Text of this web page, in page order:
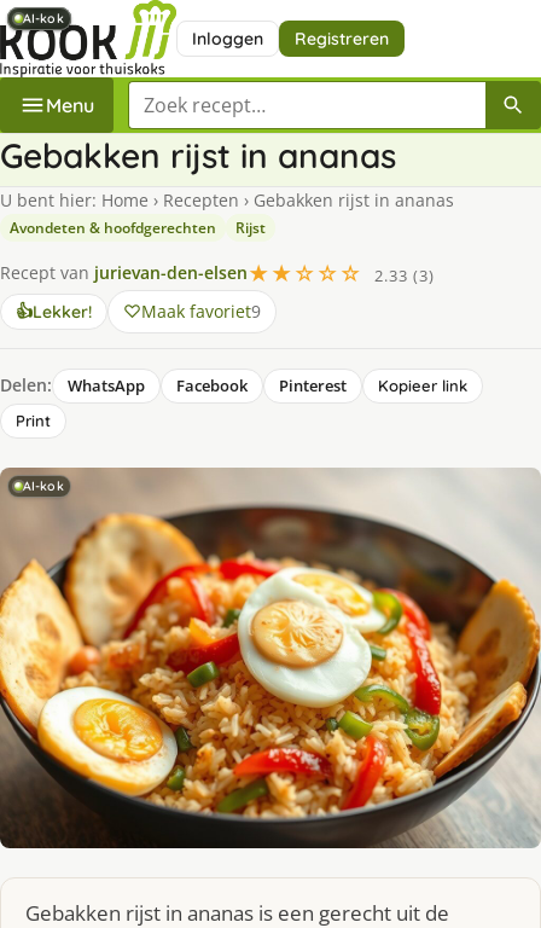
Inloggen Registreren
Menu Zoek een recept
Gebakken rijst in ananas
U bent hier: Home › Recepten › Gebakken rijst in ananas
Avondeten & hoofdgerechten Rijst
Recept van jurievan-den-elsen★★☆☆☆
2.33 (3)
👍Lekker! Maak favoriet9
Delen: WhatsApp Facebook Pinterest
Kopieer link
Print
AI-kok
Gebakken rijst in ananas is een gerecht uit de
AI-kok
AI-kok
AI-kok
AI-kok